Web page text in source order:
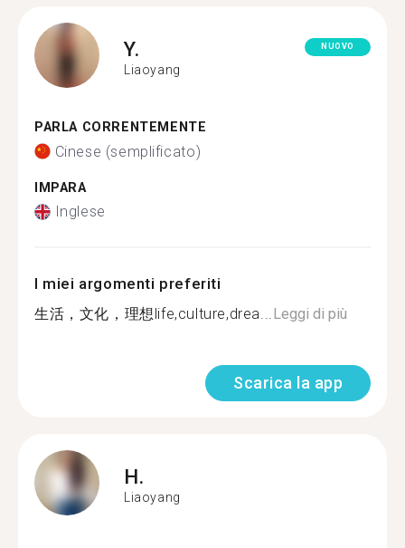
Y.
Liaoyang
NUOVO
PARLA CORRENTEMENTE
Cinese (semplificato)
IMPARA
Inglese
I miei argomenti preferiti
生活，文化，理想life,culture,drea...Leggi di più
Scarica la app
H.
Liaoyang